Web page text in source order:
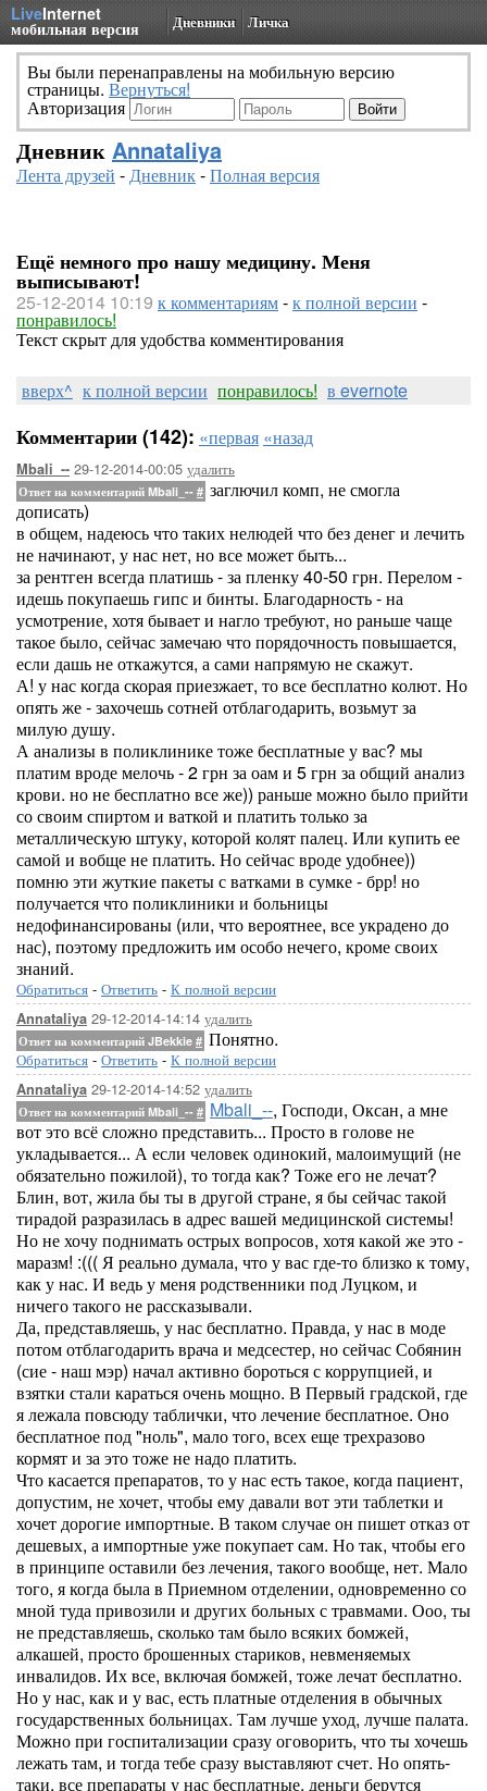
LiveInternet
мобильная версия Дневники Личка
Вы были перенаправлены на мобильную версию
страницы. Вернуться!
Авторизация
Дневник Annataliya
Лента друзей -Дневник-Полная версия
Ещё немного про нашу медицину. Меня
выписывают!
25-12-2014 10:19 к комментариям-к полной версии -
понравилось!
Текст скрыт для удобства комментирования
вверх^ к полной версии понравилось! в evernote
Комментарии (142): «первая «назад
Mbali_-- 29-12-2014-00:05 удалить
Ответ на комментарий Mbali_-- # заглючил комп, не смогла
дописать)
в общем, надеюсь что таких нелюдей что без денег и лечить
не начинают, у нас нет, но все может быть...
за рентген всегда платишь - за пленку 40-50 грн. Перелом -
идешь покупаешь гипс и бинты. Благодарность - на
усмотрение, хотя бывает и нагло требуют, но раньше чаще
такое было, сейчас замечаю что порядочность повышается,
если дашь не откажутся, а сами напрямую не скажут.
А! у нас когда скорая приезжает, то все бесплатно колют. Но
опять же - захочешь сотней отблагодарить, возьмут за
милую душу.
А анализы в поликлинике тоже бесплатные у вас? мы
платим вроде мелочь - 2 грн за оам и 5 грн за общий анализ
крови. но не бесплатно все же)) раньше можно было прийти
со своим спиртом и ваткой и платить только за
металлическую штуку, которой колят палец. Или купить ее
самой и вобще не платить. Но сейчас вроде удобнее))
помню эти жуткие пакеты с ватками в сумке - брр! но
получается что поликлиники и больницы
недофинансированы (или, что вероятнее, все украдено до
нас), поэтому предложить им особо нечего, кроме своих
знаний.
Обратиться - Ответить - К полной версии
Annataliya 29-12-2014-14:14 удалить
Ответ на комментарий JBekkie # Понятно.
Обратиться - Ответить - К полной версии
Annataliya 29-12-2014-14:52 удалить
Ответ на комментарий Mbali_-- # Mbali_--, Господи, Оксан, а мне
вот это всё сложно представить... Просто в голове не
укладывается... А если человек одинокий, малоимущий (не
обязательно пожилой), то тогда как? Тоже его не лечат?
Блин, вот, жила бы ты в другой стране, я бы сейчас такой
тирадой разразилась в адрес вашей медицинской системы!
Но не хочу поднимать острых вопросов, хотя какой же это -
маразм! :((( Я реально думала, что у вас где-то близко к тому,
как у нас. И ведь у меня родственники под Луцком, и
ничего такого не рассказывали.
Да, представляешь, у нас бесплатно. Правда, у нас в моде
потом отблагодарить врача и медсестер, но сейчас Собянин
(сие - наш мэр) начал активно бороться с коррупцией, и
взятки стали караться очень мощно. В Первый градской, где
я лежала повсюду таблички, что лечение бесплатное. Оно
бесплатное под "ноль", мало того, всех еще трехразово
кормят и за это тоже не надо платить.
Что касается препаратов, то у нас есть такое, когда пациент,
допустим, не хочет, чтобы ему давали вот эти таблетки и
хочет дорогие импортные. В таком случае он пишет отказ от
дешевых, а импортные уже покупает сам. Но так, чтобы его
в принципе оставили без лечения, такого вообще, нет. Мало
того, я когда была в Приемном отделении, одновременно со
мной туда привозили и других больных с травмами. Ооо, ты
не представляешь, сколько там было всяких бомжей,
алкашей, просто брошенных стариков, невменяемых
инвалидов. Их все, включая бомжей, тоже лечат бесплатно.
Но у нас, как и у вас, есть платные отделения в обычных
государственных больницах. Там лучше уход, лучше палата.
Можно при госпитализации сразу оговорить, что ты хочешь
лежать там, и тогда тебе сразу выставляют счет. Но опять-
таки, все препараты у нас бесплатные, деньги берутся